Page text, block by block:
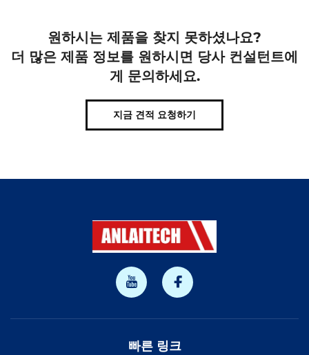
원하시는 제품을 찾지 못하셨나요?
더 많은 제품 정보를 원하시면 당사 컨설턴트에
게 문의하세요.
지금 견적 요청하기
빠른 링크